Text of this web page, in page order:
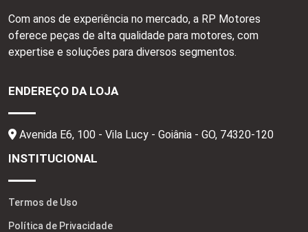
Com anos de experiência no mercado, a RP Motores
oferece peças de alta qualidade para motores, com
expertise e soluções para diversos segmentos.
ENDEREÇO DA LOJA
Avenida E6, 100 - Vila Lucy - Goiânia - GO, 74320-120
INSTITUCIONAL
Termos de Uso
Política de Privacidade